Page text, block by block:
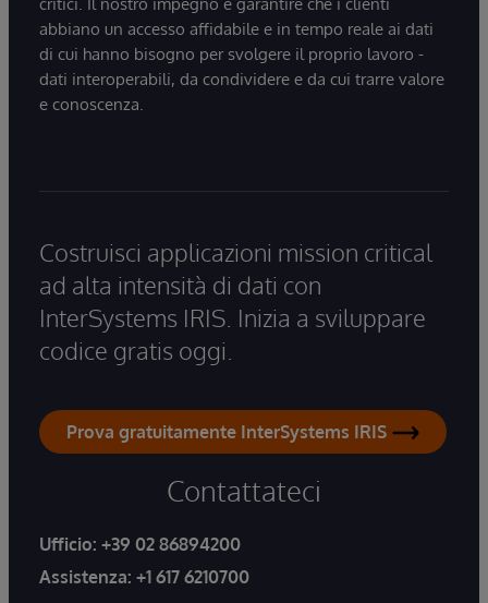
abbiano un accesso affidabile e in tempo reale ai dati
di cui hanno bisogno per svolgere il proprio lavoro -
dati interoperabili, da condividere e da cui trarre valore
e conoscenza.
Costruisci applicazioni mission critical
ad alta intensità di dati con
InterSystems IRIS. Inizia a sviluppare
codice gratis oggi.
Prova gratuitamente InterSystems IRIS
Contattateci
Ufficio: +39 02 86894200
Assistenza: +1 617 6210700